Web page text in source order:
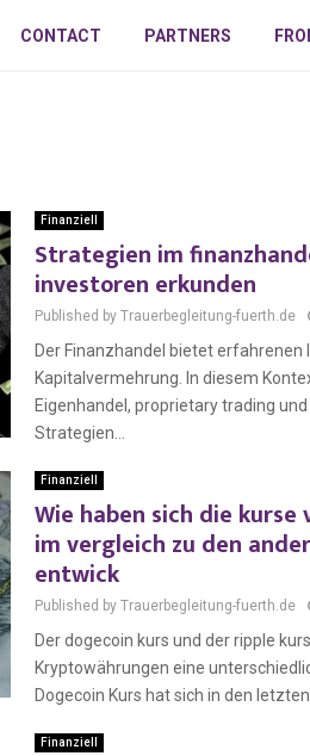
CONTACT PARTNERS
Finanziell
Strategien im
investoren erkunden
Published by Trauerbegleitung-fuerth.de
Der Finanzhandel bietet
Kapitalvermehrung. In diesem
Eigenhandel, proprietary trading
Strategien...
Finanziell
Wie haben sich die
im vergleich zu den
entwick
Published by Trauerbegleitung-fuerth.de
Der dogecoin kurs und der ripple
Kryptowährungen eine
Dogecoin Kurs hat sich in den letzten...
Finanziell